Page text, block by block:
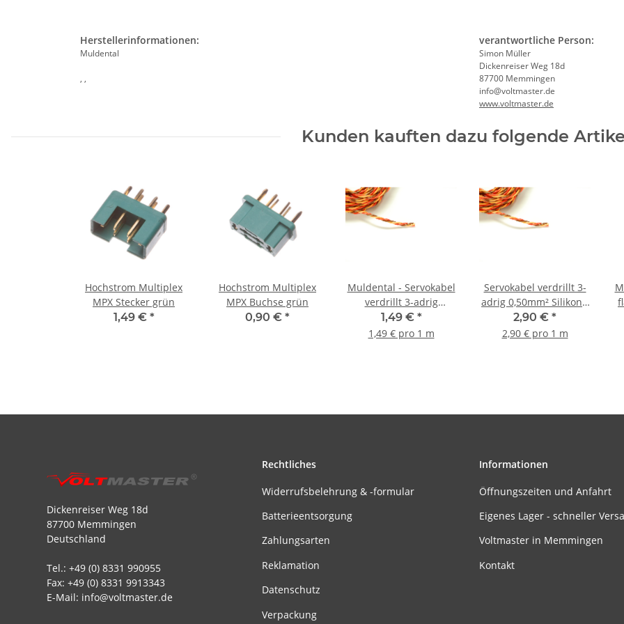
Herstellerinformationen:
Muldental
, ,
verantwortliche Person:
Simon Müller
Dickenreiser Weg 18d
87700 Memmingen
info@voltmaster.de
www.voltmaster.de
Kunden kauften dazu folgende
Hochstrom Multiplex
MPX Stecker grün
1,49 € *
Hochstrom Multiplex
MPX Buchse grün
0,90 € *
Muldental - Servokabel
verdrillt 3-adrig
0,14mm² PVC - 1m
1,49 € *
1,49 € pro 1 m
Servokabel verdrillt 3-
adrig 0,50mm² Silikon -
100cm
2,90 € *
2,90 € pro 1 m
Dickenreiser Weg 18d
87700 Memmingen
Deutschland
Tel.: +49 (0) 8331 990955
Fax: +49 (0) 8331 9913343
E-Mail: info@voltmaster.de
Rechtliches
Widerrufsbelehrung & -formular
Batterieentsorgung
Zahlungsarten
Reklamation
Datenschutz
Verpackung
Informationen
Öffnungszeiten und Anfahrt
Eigenes Lager - schneller
Voltmaster in Memmingen
Kontakt